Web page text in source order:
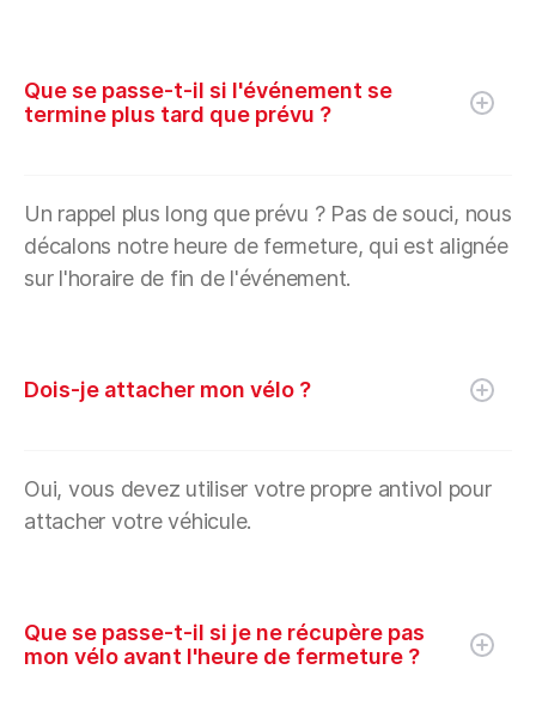
Que se passe-t-il si l'événement se
termine plus tard que prévu ?
Un rappel plus long que prévu ? Pas de souci, nous
décalons notre heure de fermeture, qui est alignée
sur l'horaire de fin de l'événement.
Dois-je attacher mon vélo ?
Oui, vous devez utiliser votre propre antivol pour
attacher votre véhicule.
Que se passe-t-il si je ne récupère pas
mon vélo avant l'heure de fermeture ?